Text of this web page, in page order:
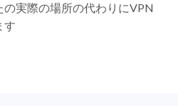
の実際の場所の代わりにVPN
す